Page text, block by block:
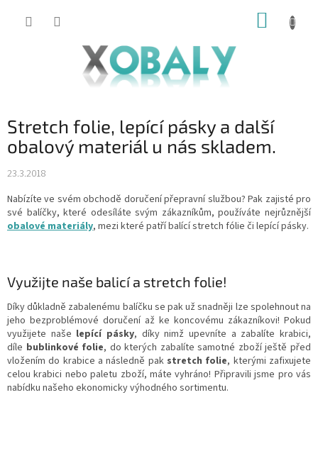
KOŠÍK
Stretch folie, lepící pásky a další
obalový materiál u nás skladem.
23.3.2018
Nabízíte ve svém obchodě doručení přepravní službou? Pak zajisté pro
své balíčky, které odesíláte svým zákazníkům, používáte nejrůznější
obalové materiály, mezi které patří balící stretch fólie či lepící pásky.
Využijte naše balicí a stretch folie!
Díky důkladně zabalenému balíčku se pak už snadněji lze spolehnout na
jeho bezproblémové doručení až ke koncovému zákazníkovi! Pokud
využijete naše lepící pásky, díky nimž upevníte a zabalíte krabici,
díle bublinkové folie, do kterých zabalíte samotné zboží ještě před
vložením do krabice a následně pak stretch folie, kterými zafixujete
celou krabici nebo paletu zboží, máte vyhráno! Připravili jsme pro vás
nabídku našeho ekonomicky výhodného sortimentu.